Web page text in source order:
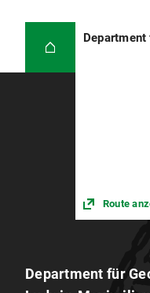
Department
Route
Department für